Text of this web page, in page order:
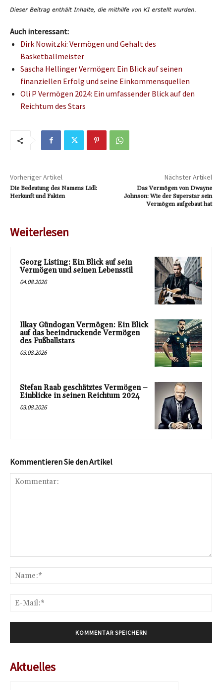
Auch interessant:
Dirk Nowitzki: Vermögen und Gehalt des
Basketballmeister
Sascha Hellinger Vermögen: Ein Blick auf seinen
finanziellen Erfolg und seine Einkommensquellen
Oli P Vermögen 2024: Ein umfassender Blick auf den
Reichtum des Stars
Vorheriger Artikel
Die Bedeutung des Namens Lidl:
Herkunft und Fakten
Nächster Artikel
Das Vermögen von Dwayne
Johnson: Wie der Superstar sein
Vermögen aufgebaut hat
Weiterlesen
Georg Listing: Ein Blick auf sein
Vermögen und seinen Lebensstil
04.08.2026
Ilkay Gündogan Vermögen: Ein Blick
auf das beeindruckende Vermögen
des Fußballstars
03.08.2026
Stefan Raab geschätztes Vermögen –
Einblicke in seinen Reichtum 2024
03.08.2026
Kommentieren Sie den Artikel
Aktuelles